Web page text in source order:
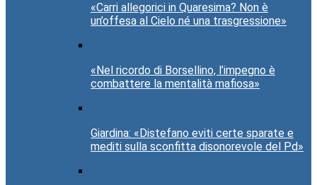
«Carri allegorici in Quaresima? Non è
un’offesa al Cielo né una trasgressione»
«Nel ricordo di Borsellino, l’impegno è
combattere la mentalità mafiosa»
Giardina: «Distefano eviti certe sparate e
mediti sulla sconfitta disonorevole del Pd»